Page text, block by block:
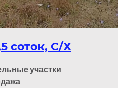
соток, С/Х
участки